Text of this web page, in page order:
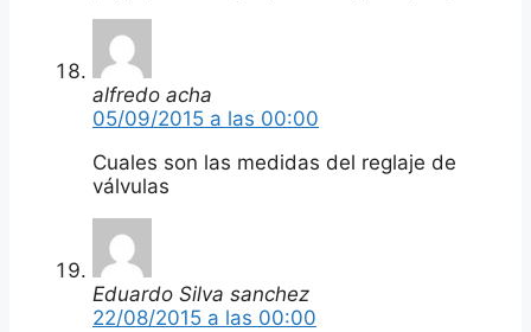
alfredo acha
05/09/2015 a las 00:00
Cuales son las medidas del reglaje de
válvulas
Eduardo Silva sanchez
22/08/2015 a las 00:00